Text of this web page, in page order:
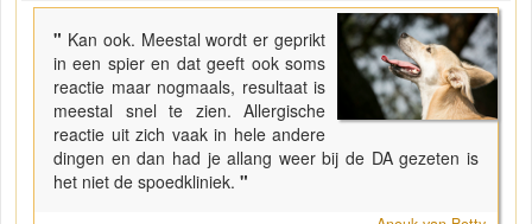
" Kan ook. Meestal wordt er geprikt
in een spier en dat geeft ook soms
reactie maar nogmaals, resultaat is
meestal snel te zien. Allergische
reactie uit zich vaak in hele andere
dingen en dan had je allang weer bij de DA gezeten is
het niet de spoedkliniek. "